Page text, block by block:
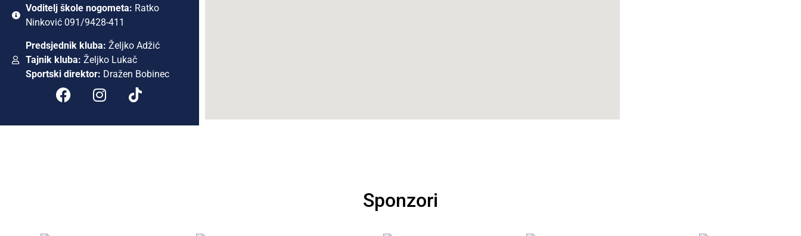
Voditelj škole nogometa: Ratko
Ninković 091/9428-411
Predsjednik kluba: Željko Adžić
Tajnik kluba: Željko Lukač
Sportski direktor: Dražen Bobinec
Sponzori